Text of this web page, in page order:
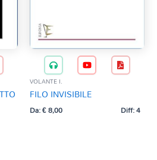
VOLANTE I.
FILO INVISIBILE
Da:€8,00 Diff: 4